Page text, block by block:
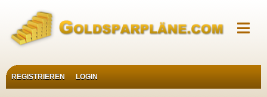
REGISTRIEREN LOGIN